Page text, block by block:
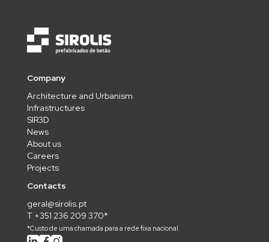
Company
Architecture and Urbanism
Infrastructures
SIR3D
News
About us
Careers
Projects
Contacts
geral@sirolis.pt
T +351 236 209 370*
*Custo de uma chamada para a rede fixa nacional